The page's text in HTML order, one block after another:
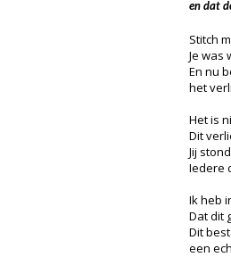
en dat
Stitch
Je was
En nu
het
Het is
Dit
Jij
Iedere
Ik heb
Dat dit
Dit
een